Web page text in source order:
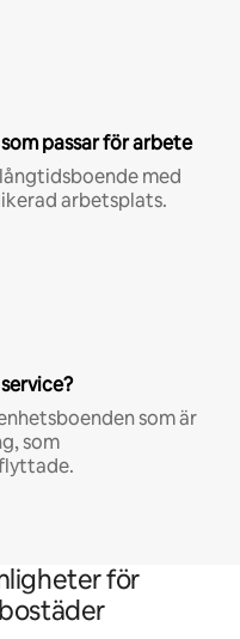
passar för arbete
med
arbetsplats.
som är
som
för